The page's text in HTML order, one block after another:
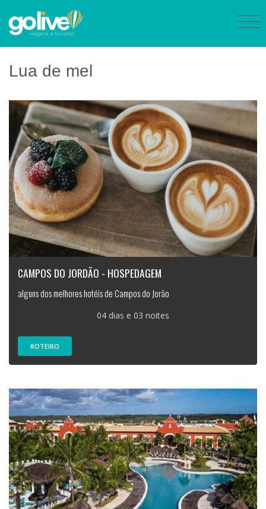
Lua de mel
CAMPOS DO JORDÃO - HOSPEDAGEM
alguns dos melhores hotéis de Campos do Jorão
04 dias e 03 noites
ROTEIRO